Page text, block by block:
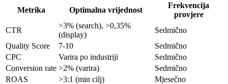
Metrika
Optimalna vrijednost
Frekvencija
provjere
CTR
>3% (search), >0,35%
(display)
Sedmično
Quality Score
7-10
Sedmično
CPC
Varira po industriji
Sedmično
Conversion rate >2% (varira)
Sedmično
ROAS
>3:1 (min cilj)
Mjesečno